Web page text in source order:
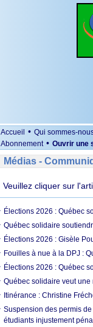
Accueil • Qui sommes-
Abonnement • Ouvrir une
Médias -
Veuillez cliquer sur
Élections 2026 : Québec
Québec solidaire
Élections 2026 : Gisèle
Fouilles à nue à la DPJ :
Élections 2026 : Québec
Québec solidaire veut une
Itinérance : Christine
Suspension des permis
étudiants injustement